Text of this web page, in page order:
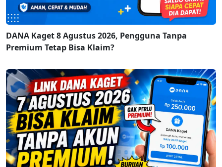
DANA Kaget 8 Agustus 2026, Pengguna Tanpa
Premium Tetap Bisa Klaim?